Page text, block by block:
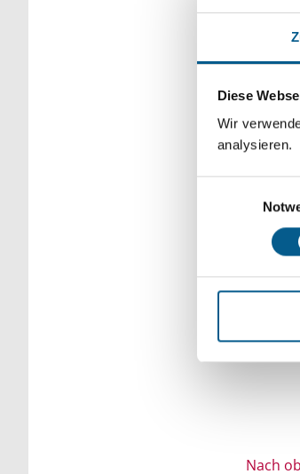
Diese
Wir
analysieren.
unsere
Bitte
Nach